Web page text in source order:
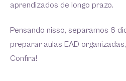
aprendizados de longo prazo.
Pensando nisso, separamos 6
preparar aulas EAD
Confira!